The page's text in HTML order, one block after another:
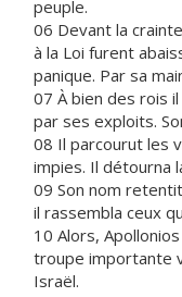
peuple.
06 Devant la
à la Loi furent
panique. Par sa
07 À bien des rois
par ses exploits.
08 Il parcourut les
impies. Il détourna
09 Son nom
il rassembla ceux
10 Alors,
troupe importante
Israël.